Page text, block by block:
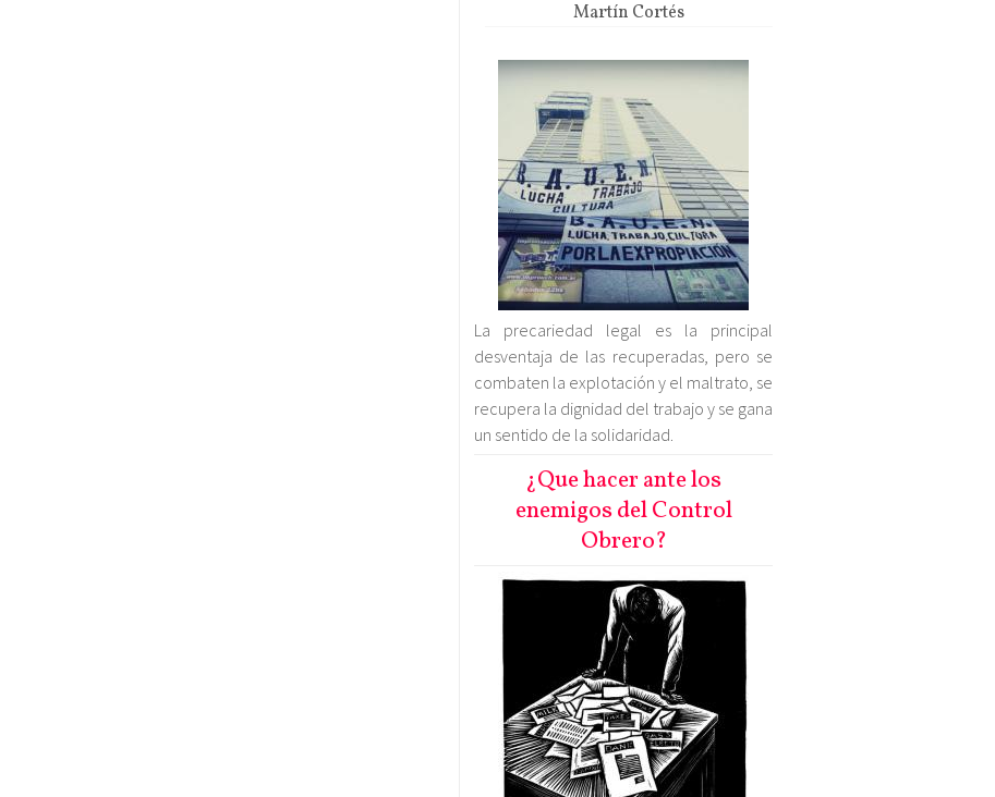
Martín Cortés
La precariedad legal es la principal
desventaja de las recuperadas, pero se
combaten la explotación y el maltrato, se
recupera la dignidad del trabajo y se gana
un sentido de la solidaridad.
¿Que hacer ante los
enemigos del Control
Obrero?